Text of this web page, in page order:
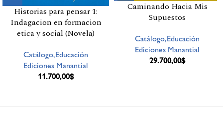
Historias para pensar 1:
Indagacion en formacion
etica y social (Novela)
Catálogo,Educación
Ediciones Manantial
11.700,00$
Caminando Hacia Mis
Supuestos
Catálogo,Educación
Ediciones Manantial
29.700,00$